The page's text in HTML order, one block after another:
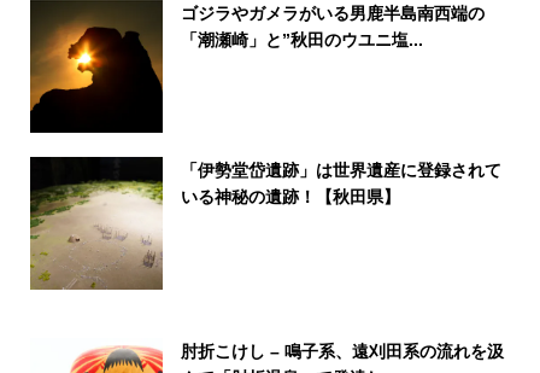
ゴジラやガメラがいる男鹿半島南西端の
「潮瀬崎」と”秋田のウユニ塩...
「伊勢堂岱遺跡」は世界遺産に登録されて
いる神秘の遺跡！【秋田県】
肘折こけし – 鳴子系、遠刈田系の流れを汲